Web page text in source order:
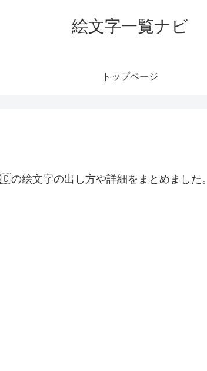
絵文字一覧ナビ
トップページ
絵文字の出し方や詳細をまとめました。